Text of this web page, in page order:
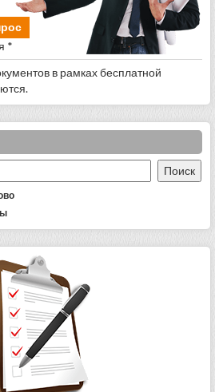
*
в рамках бесплатной